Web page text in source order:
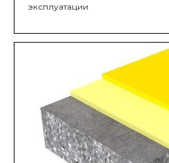
эксплуатации